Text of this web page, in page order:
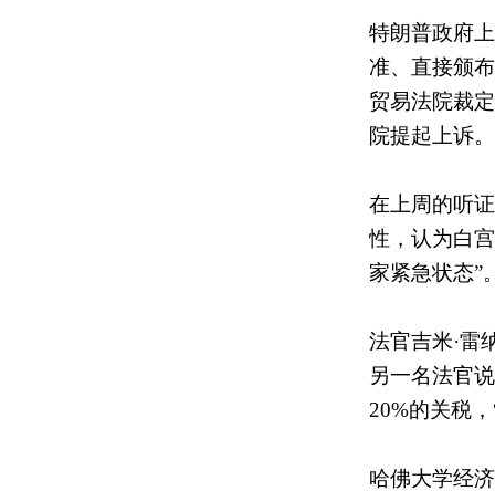
特朗普政府
准、直接颁
贸易法院裁
院提起上诉。
在上周的听
性，认为白
家紧急状态”
法官吉米·雷
另一名法官
20%的关税
哈佛大学经